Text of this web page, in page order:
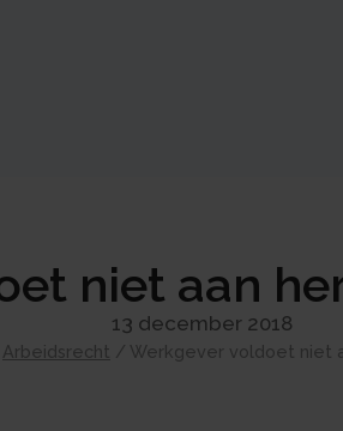
niet aan
13 december 2018
Arbeidsrecht / Werkgever voldoet niet